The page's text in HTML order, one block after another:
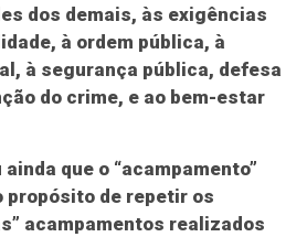
dos demais, às exigências
à ordem pública, à
à segurança pública, defesa
do crime, e ao bem-estar
que o “acampamento”
propósito de repetir os
acampamentos realizados